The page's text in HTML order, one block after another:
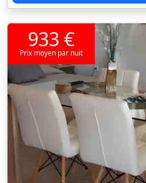
933 €
Prix moyen par nuit